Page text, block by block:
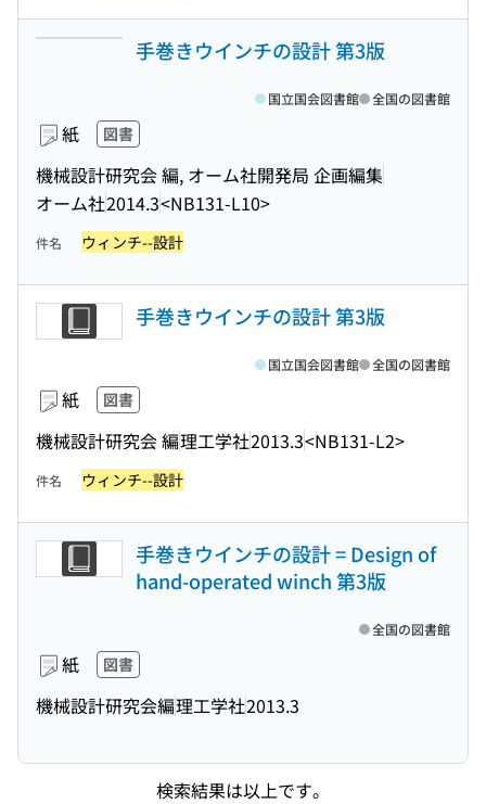
手巻きウインチの設計 第3版
紙 図書
機械設計研究会 編, オーム社開発局 企画編集
オーム社2014.3<NB131-L10>
国立国会図書館 全国の図書館
件名 ウィンチ--設計
手巻きウインチの設計 第3版
紙 図書
機械設計研究会 編理工学社2013.3<NB131-L2>
国立国会図書館 全国の図書館
件名 ウィンチ--設計
手巻きウインチの設計 = Design of
hand-operated winch 第3版
紙 図書
機械設計研究会編理工学社2013.3
全国の図書館
検索結果は以上です。